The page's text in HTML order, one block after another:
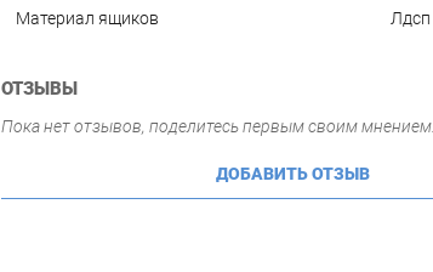
Материал ящиков
Лдсп
ОТЗЫВЫ
Пока нет отзывов, поделитесь первым своим мнением.
ДОБАВИТЬ ОТЗЫВ